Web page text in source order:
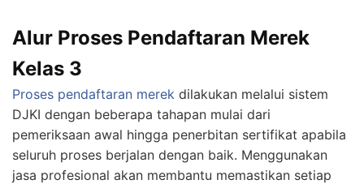
Alur Proses Pendaftaran Merek
Kelas 3
Proses pendaftaran merek dilakukan melalui sistem
DJKI dengan beberapa tahapan mulai dari
pemeriksaan awal hingga penerbitan sertifikat apabila
seluruh proses berjalan dengan baik. Menggunakan
jasa profesional akan membantu memastikan setiap